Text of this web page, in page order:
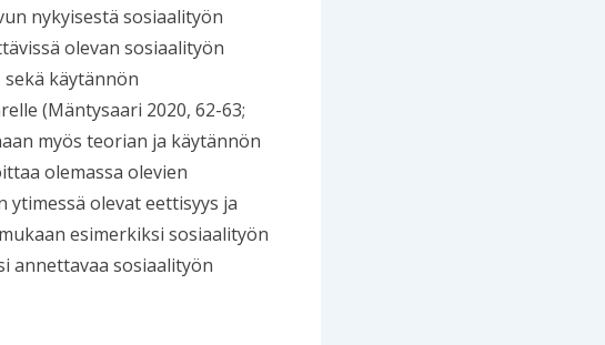
nykyisestä sosiaalityön
olevan sosiaalityön
käytännön
(Mäntysaari 2020, 62-63;
myös teorian ja käytännön
olemassa olevien
olevat eettisyys ja
esimerkiksi sosiaalityön
annettavaa sosiaalityön